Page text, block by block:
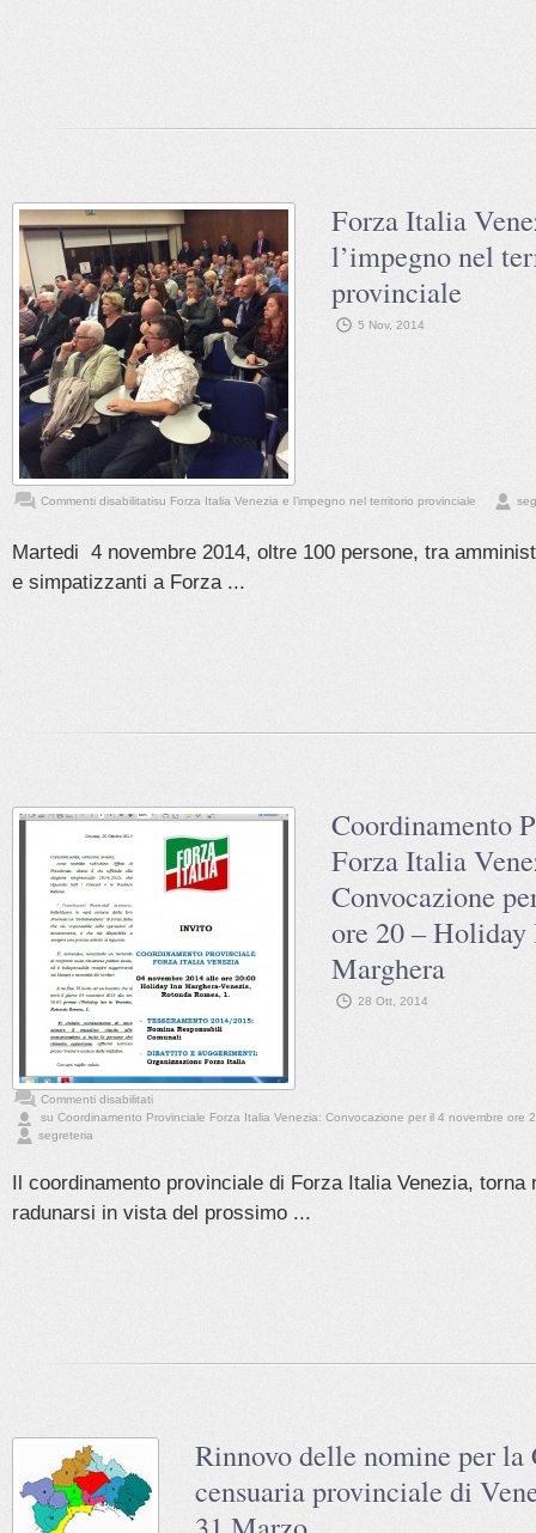
Forza Italia
l’impegno nel
provinciale
5 Nov, 2014
Commenti disabilitatisu Forza Italia Venezia e l’impegno nel territorio provinciale
Martedi 4 novembre 2014, oltre 100 persone, tra
e simpatizzanti a Forza ...
Coordinamento
Forza Italia
Convocazione
ore 20 – Holiday
Marghera
28 Ott, 2014
Commenti disabilitati
su Coordinamento Provinciale Forza Italia Venezia: Convocazione per il 4 novembre ore
segreteria
Il coordinamento provinciale di Forza Italia Venezia, torna
radunarsi in vista del prossimo ...
Rinnovo delle nomine per la
censuaria provinciale di